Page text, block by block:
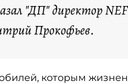
"ДП" директор
Прокофьев.
которым